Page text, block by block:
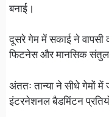
बनाई।
दूसरे गेम में सकाई ने वापसी
फिटनेस और मानसिक
अंततः तान्या ने सीधे गेमों में
इंटरनेशनल बैडमिंटन